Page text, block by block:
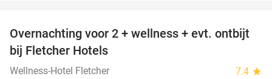
55%
Overnachting voor 2 + wellness + evt. ontbijt
bij Fletcher Hotels
Wellness-Hotel Fletcher 7.4 star